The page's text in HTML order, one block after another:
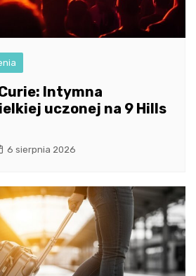
Intymna
uczonej na 9 Hills
6 sierpnia 2026